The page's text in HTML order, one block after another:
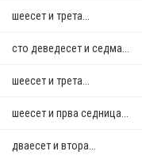
шеесет и трета...
сто деведесет и седма...
шеесет и трета...
шеесет и прва седница...
дваесет и втора...